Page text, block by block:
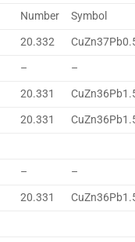
Number
Symbol
20.332
–
–
20.331
20.331
–
–
20.331